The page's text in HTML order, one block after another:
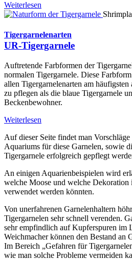
Weiterlesen
Tigergarnelenarten
UR-Tigergarnele
Auftretende Farbformen der
normalen Tigergarnele. Diese
allen Tigergarnelenarten am
zu pflegen als die blaue Tigergarnele
Beckenbewohner.
Weiterlesen
Auf dieser Seite findet man
Aquariums für diese Garnelen, sowie
Tigergarnele erfolgreich gepflegt
An einigen Aquarienbeispielen wird
welche Moose und welche Dekoration
verwendet werden könnten.
Von unerfahrenen Garnelenhaltern
Tigergarnelen sehr schnell verenden.
sehr empfindlich auf Kupferspuren im
Weichmacher können den Bestand an
Im Bereich „Gefahren für
wie man solche Probleme vermeiden